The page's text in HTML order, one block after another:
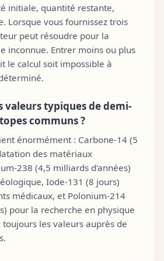
initiale, quantité restante,
Lorsque vous fournissez trois
peut résoudre pour la
inconnue. Entrer moins ou plus
le calcul soit impossible à
valeurs typiques de demi-
communs ?
énormément : Carbone-14 (5
des matériaux
238 (4,5 milliards d'années)
Iode-131 (8 jours)
médicaux, et Polonium-214
pour la recherche en physique
les valeurs auprès de